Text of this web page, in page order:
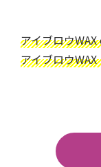
アイブロウ
アイブロウ